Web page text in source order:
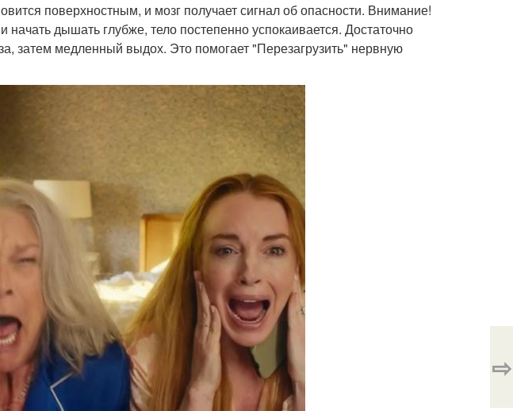
поверхностным, и мозг получает сигнал об опасности. Внимание!
начать дышать глубже, тело постепенно успокаивается. Достаточно
затем медленный выдох. Это помогает "Перезагрузить" нервную
⇨